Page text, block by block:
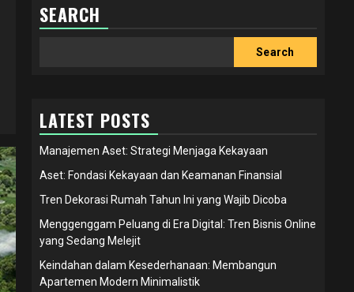
SEARCH
Search
LATEST POSTS
Manajemen Aset: Strategi Menjaga Kekayaan
Aset: Fondasi Kekayaan dan Keamanan Finansial
Tren Dekorasi Rumah Tahun Ini yang Wajib Dicoba
Menggenggam Peluang di Era Digital: Tren Bisnis Online
yang Sedang Melejit
Keindahan dalam Kesederhanaan: Membangun
Apartemen Modern Minimalistik